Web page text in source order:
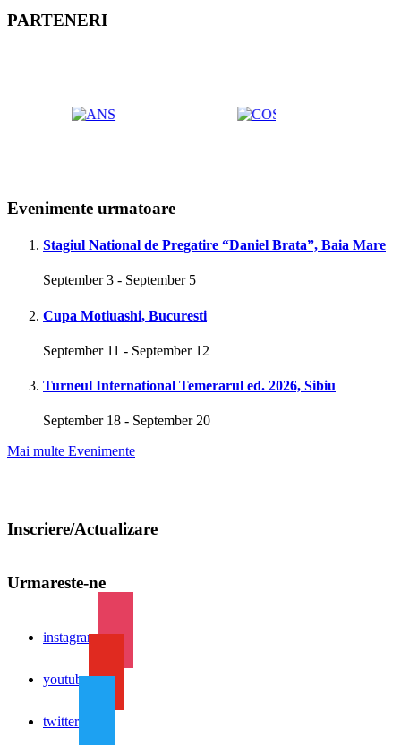
PARTENERI
Evenimente urmatoare
Stagiul National de Pregatire “Daniel Brata”, Baia Mare
September 3 - September 5
Cupa Motiuashi, Bucuresti
September 11 - September 12
Turneul International Temerarul ed. 2026, Sibiu
September 18 - September 20
Mai multe Evenimente
Inscriere/Actualizare
Urmareste-ne
instagram
youtube
twitter